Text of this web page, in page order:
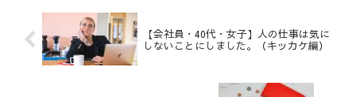
【会社員・40代・女子】人の仕事は気に
しないことにしました。（キッカケ編）